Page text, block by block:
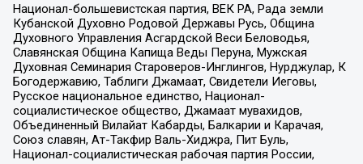
Национал-большевистская партия, ВЕК РА, Рада земли
Кубанской Духовно Родовой Державы Русь, Община
Духовного Управления Асгардской Веси Беловодья,
Славянская Община Капища Веды Перуна, Мужская
Духовная Семинария Староверов-Инглингов, Нурджулар, К
Богодержавию, Таблиги Джамаат, Свидетели Иеговы,
Русское национальное единство, Национал-
социалистическое общество, Джамаат мувахидов,
Объединенный Вилайат Кабарды, Балкарии и Карачая,
Союз славян, Ат-Такфир Валь-Хиджра, Пит Буль,
Национал-социалистическая рабочая партия России,